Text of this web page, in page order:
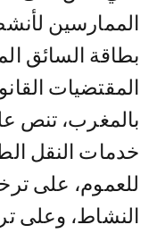
الممارسين
بطاقة السائق
المقتضيات
بالمغرب، تنص
خدمات النقل
للعموم، على
النشاط، وعلى